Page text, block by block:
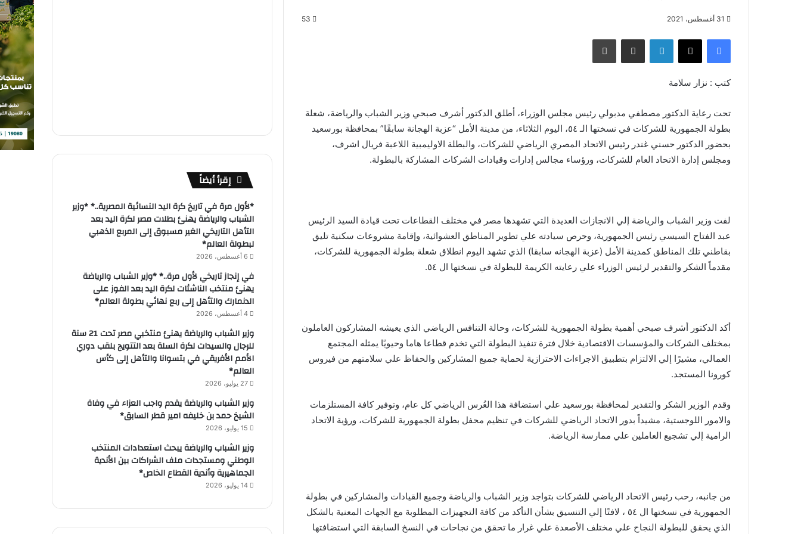
31 أغسطس، 2021 53
فيسبوك X لينكدإن مشاركة عبر البريد طباعة
كتب : نزار سلامة
تحت رعاية الدكتور مصطفي مدبولي رئيس مجلس الوزراء، أطلق الدكتور أشرف صبحي وزير الشباب والرياضة، شعلة
بطولة الجمهورية للشركات في نسختها الـ ٥٤، اليوم الثلاثاء، من مدينة الأمل “عزبة الهجانة سابقًا” بمحافظة بورسعيد
بحضور الدكتور حسني غندر رئيس الاتحاد المصري الرياضي للشركات، والبطلة الاوليمبية اللاعبة فريال اشرف،
ومجلس إدارة الاتحاد العام للشركات، ورؤساء مجالس إدارات وقيادات الشركات المشاركة بالبطولة.
لفت وزير الشباب والرياضة إلي الانجازات العديدة التي تشهدها مصر في مختلف القطاعات تحت قيادة السيد الرئيس
عبد الفتاح السيسي رئيس الجمهورية، وحرص سيادته علي تطوير المناطق العشوائية، وإقامة مشروعات سكنية تليق
بقاطني تلك المناطق كمدينة الأمل (عزبة الهجانه سابقا) الذي تشهد اليوم انطلاق شعلة بطولة الجمهورية للشركات،
مقدماً الشكر والتقدير لرئيس الوزراء علي رعايته الكريمة للبطولة في نسختها ال ٥٤.
أكد الدكتور أشرف صبحي أهمية بطولة الجمهورية للشركات، وحالة التنافس الرياضي الذي يعيشه المشاركون العاملون
بمختلف الشركات والمؤسسات الاقتصادية خلال فترة تنفيذ البطولة التي تخدم قطاعا هاما وحيويًا يمثله المجتمع
العمالي، مشيرًا إلي الالتزام بتطبيق الاجراءات الاحترازية لحماية جميع المشاركين والحفاظ علي سلامتهم من فيروس
كورونا المستجد.
وقدم الوزير الشكر والتقدير لمحافظة بورسعيد علي استضافة هذا العُرس الرياضي كل عام، وتوفير كافة المستلزمات
والامور اللوجستية، مشيداً بدور الاتحاد الرياضي للشركات في تنظيم محفل بطولة الجمهورية للشركات، ورؤية الاتحاد
الرامية إلي تشجيع العاملين علي ممارسة الرياضة.
من جانبه، رحب رئيس الاتحاد الرياضي للشركات بتواجد وزير الشباب والرياضة وجميع القيادات والمشاركين في بطولة
الجمهورية في نسختها ال ٥٤ ، لافتًا إلي التنسيق بشأن التأكد من كافة التجهيزات المطلوبة مع الجهات المعنية بالشكل
الذي يحقق للبطولة النجاح علي مختلف الأصعدة علي غرار ما تحقق من نجاحات في النسخ السابقة التي استضافتها
إقرأ أيضاً
*لأول مرة في تاريخ كرة اليد النسائية المصرية..* *وزير
الشباب والرياضة يهنئ بطلات مصر لكرة اليد بعد
التأهل التاريخي الغير مسبوق إلى المربع الذهبي
لبطولة العالم*
6 أغسطس، 2026
في إنجاز تاريخي لأول مرة..* *وزير الشباب والرياضة
يهنئ منتخب الناشئات لكرة اليد بعد الفوز على
الدنمارك والتأهل إلى ربع نهائي بطولة العالم*
4 أغسطس، 2026
وزير الشباب والرياضة يهنئ منتخبي مصر تحت 21 سنة
للرجال والسيدات لكرة السلة بعد التتويج بلقب دوري
الأمم الأفريقي في بتسوانا والتأهل إلى كأس
العالم*
27 يوليو، 2026
وزير الشباب والرياضة يقدم واجب العزاء في وفاة
الشيخ حمد بن خليفه امير قطر السابق*
15 يوليو، 2026
وزير الشباب والرياضة يبحث استعدادات المنتخب
الوطني ومستجدات ملف الشراكات بين الأندية
الجماهيرية وأندية القطاع الخاص*
14 يوليو، 2026